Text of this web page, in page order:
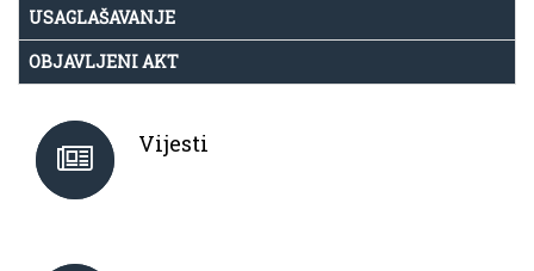
USAGLAŠAVANJE
OBJAVLJENI AKT
Vijesti